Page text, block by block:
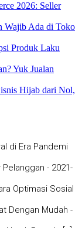
2026: Seller
Wajib Ada di Toko
Produk Laku
Yuk Jualan
Hijab dari Nol,
di Era Pandemi
Pelanggan - 2021-
Optimasi Sosial
Dengan Mudah -